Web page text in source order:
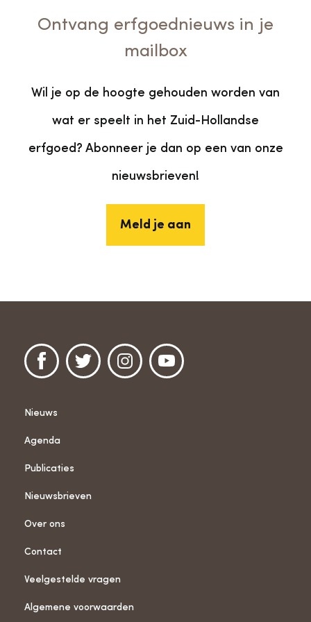
Ontvang erfgoednieuws in je
mailbox
Wil je op de hoogte gehouden worden van
wat er speelt in het Zuid-Hollandse
erfgoed? Abonneer je dan op een van onze
nieuwsbrieven!
Meld je aan
Nieuws
Agenda
Publicaties
Nieuwsbrieven
Over ons
Contact
Veelgestelde vragen
Algemene voorwaarden